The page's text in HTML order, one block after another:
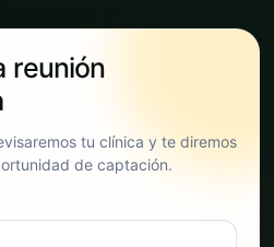
reunión
tu clínica y te diremos
de captación.